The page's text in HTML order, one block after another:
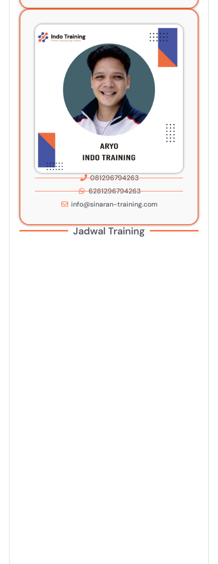
081296794263
6281296794263
info@sinaran-training.com
Jadwal Training